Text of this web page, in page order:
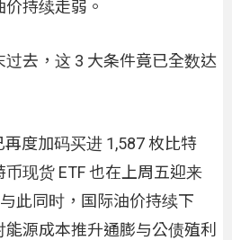
持续走弱。
去，这 3 大条件竟已全数达
度加码买进 1,587 枚比特
现货 ETF 也在上周五迎来
此同时，国际油价持续下
源成本推升通膨与公债殖利